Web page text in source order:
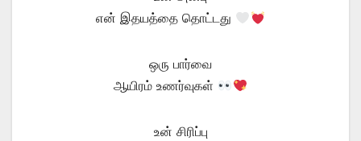
என் இதயத்தை தொட்டது
ஒரு பார்வை
ஆயிரம் உணர்வுகள்
உன் சிரிப்பு